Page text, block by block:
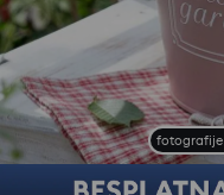
fotografije